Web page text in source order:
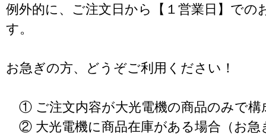
例外的に、ご注文日から【１営業日】での
す。
お急ぎの方、どうぞご利用ください！
① ご注文内容が大光電機の商品のみで構
② 大光電機に商品在庫がある場合（お急